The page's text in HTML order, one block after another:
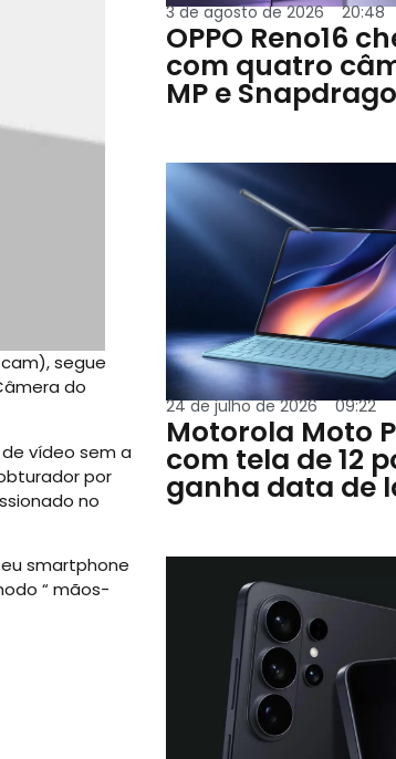
segue
do
vídeo sem a
por
no
smartphone
“ mãos-
3 de agosto de 2026 20:48
OPPO Reno16
com quatro
MP e
24 de julho de 2026 09:22
Motorola Moto
com tela de 12
ganha data de